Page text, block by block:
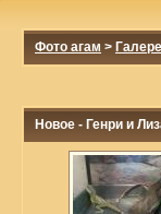
Фото агам >
Новое - Генри и